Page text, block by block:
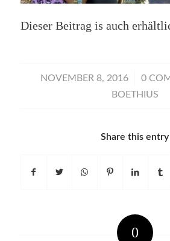
Dieser Beitrag is auch
NOVEMBER 8, 2016
/ 0
BOETHIUS
Share this entry
0